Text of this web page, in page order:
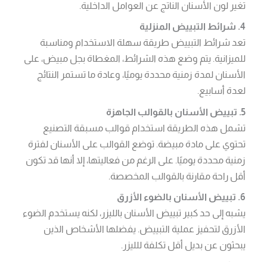
تغير لون الأسنان الناتج عن العوامل الداخلية.
4. شرائط التبييض المنزلية
تعد شرائط التبييض طريقة سهلة الاستخدام ومناسبة
للميزانية. يتم وضع هذه الشرائط، المغطاة بجل مبيض، على
الأسنان لمدة زمنية محددة يوميًا، وعادة ما تستمر النتائج
لعدة أسابيع.
5. تبييض الأسنان بالقوالب الجاهزة
تشمل هذه الطريقة استخدام قوالب مسبقة التصنيع
تحتوي على مادة مبيضة. توضع القوالب على الأسنان لفترة
زمنية محددة يوميًا. على الرغم من فعاليتها، إلا أنها قد تكون
أقل راحة مقارنة بالقوالب المخصصة.
6. تبييض الأسنان بالضوء الأزرق
يشبه إلى حد كبير تبييض الأسنان بالليزر، لكنه يستخدم الضوء
الأزرق لتحفيز عملية التبييض. يفضلها الأشخاص الذين
يبحثون عن بديل أقل تكلفة للليزر.